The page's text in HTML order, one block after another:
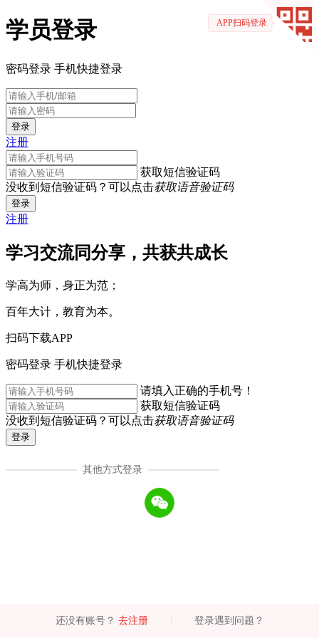
学员登录
密码登录 手机快捷登录
登录
注册
获取短信验证码
没收到短信验证码？可以点击获取语音验证码
登录
注册
学习交流同分享，共获共成长
学高为师，身正为范；
百年大计，教育为本。
扫码下载APP
APP扫码登录
密码登录 手机快捷登录
请填入正确的手机号！
获取短信验证码
没收到短信验证码？可以点击获取语音验证码
登录
其他方式登录
还没有账号？ 去注册 登录遇到问题？